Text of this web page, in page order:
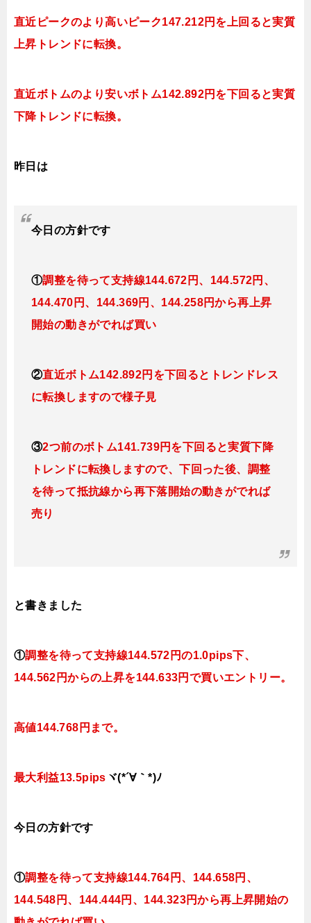
直近ピークのより高いピーク147.212円を上回ると実質
上昇トレンドに転換。
直近ボトムのより安いボトム142.892円を下回ると実質
下降トレンドに転換。
昨日は
今日 の方針です
①調整を待って支持線144.672 円、144.572円 、
144.470円、144.369円、144.258円から再上昇
開始の動きがでれば買い
②直近ボトム142.892円を下回るとトレンドレス
に転換しますので様子見
③2つ前のボトム141.739円を下回ると実質下降
トレンドに転換 しますので、下回った後、調整
を待って抵抗線から再下落開始の動きがでれば
売り
と書きました
①調整を待って支持線144.572 円の1.0pips下、
144.562円からの上昇を144.633円で買いエントリー。
高値144.768円まで。
最大利益13.5pips ヾ(*´∀｀*)ﾉ
今日 の方針です
①調整を待って支持線144.764 円、144.658円 、
144.548円、144.444円、144.323円から再上昇開始の